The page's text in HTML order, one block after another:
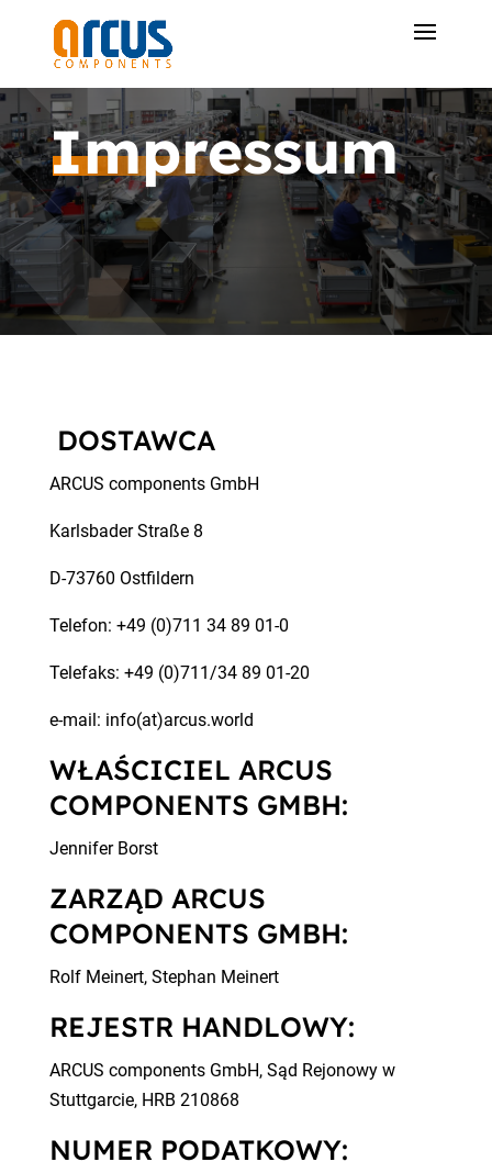
Impressum
DOSTAWCA
ARCUS components GmbH
Karlsbader Straße 8
D-73760 Ostfildern
Telefon: +49 (0)711 34 89 01-0
Telefaks: +49 (0)711/34 89 01-20
e-mail: info(at)arcus.world
WŁAŚCICIEL ARCUS
COMPONENTS GMBH:
Jennifer Borst
ZARZĄD ARCUS
COMPONENTS GMBH:
Rolf Meinert, Stephan Meinert
REJESTR HANDLOWY:
ARCUS components GmbH, Sąd Rejonowy w
Stuttgarcie, HRB 210868
NUMER PODATKOWY: